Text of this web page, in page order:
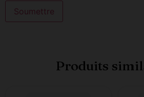
Produits